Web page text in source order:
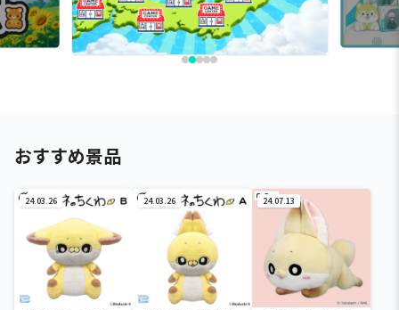
おすすめ景品
24.03.26 24.03.26 24.07.13